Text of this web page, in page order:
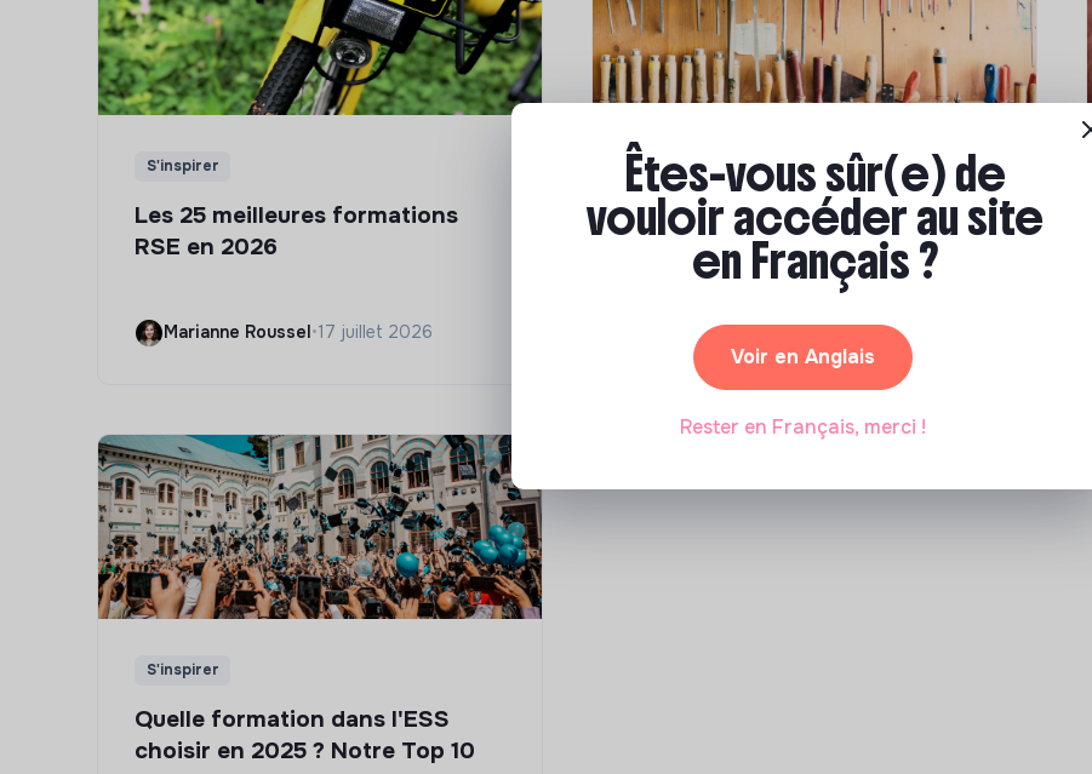
S'inspirer
Les 25 meilleures formations
RSE en 2026
Marianne Roussel•17 juillet 2026
Compétences & formations
Comment se former à la
transition écologique ?
Marianne Roussel•09 janvier 2024
S'inspirer
Quelle formation dans l'ESS
choisir en 2025 ? Notre Top 10
Êtes-vous sûr(e) de
vouloir accéder au site
en Français ?
Voir en Anglais
Rester en Français, merci !